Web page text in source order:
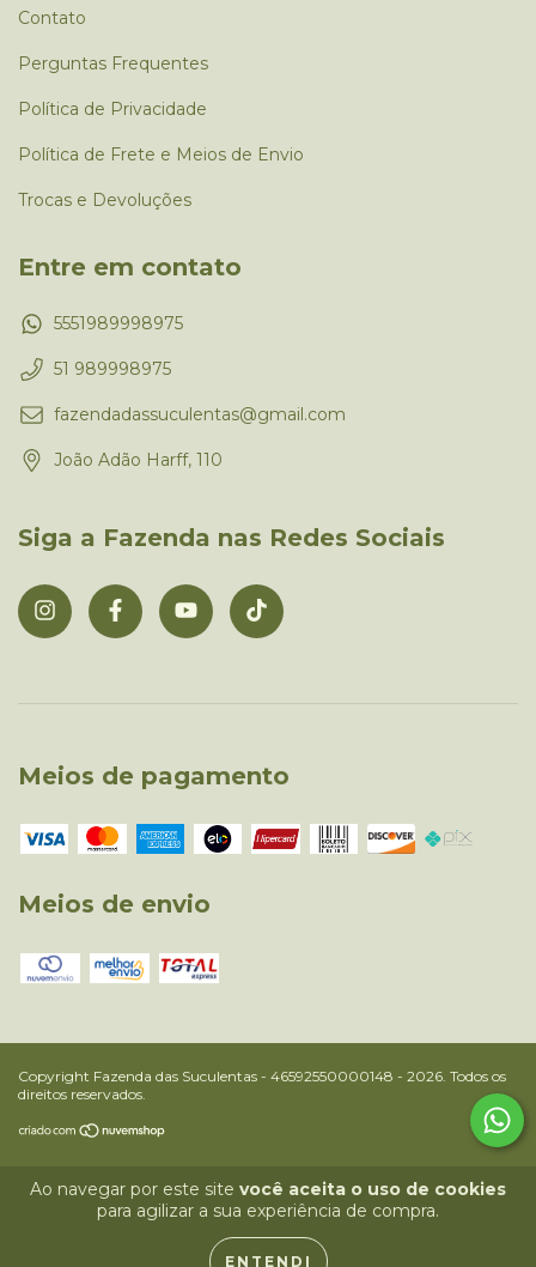
Ao navegar por este site você aceita o uso de cookies
para agilizar a sua experiência de compra.
ENTENDI
Contato
Perguntas Frequentes
Política de Privacidade
Política de Frete e Meios de Envio
Trocas e Devoluções
Entre em contato
5551989998975
51 989998975
fazendadassuculentas@gmail.com
João Adão Harff, 110
Siga a Fazenda nas Redes Sociais
Meios de pagamento
Meios de envio
Copyright Fazenda das Suculentas - 46592550000148 - 2026. Todos os
direitos reservados.